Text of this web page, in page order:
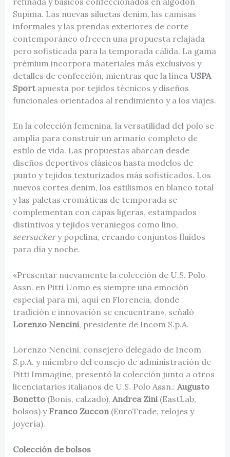
Supima. Las nuevas siluetas denim, las camisas
informales y las prendas exteriores de corte
contemporáneo ofrecen una propuesta relajada
pero sofisticada para la temporada cálida. La gama
prémium incorpora materiales más exclusivos y
detalles de confección, mientras que la línea USPA
Sportapuesta por tejidos técnicos y diseños
funcionales orientados al rendimiento y a los viajes.
En la colección femenina, la versatilidad del polo se
amplía para construir un armario completo de
estilo de vida. Las propuestas abarcan desde
diseños deportivos clásicos hasta modelos de
punto y tejidos texturizados más sofisticados. Los
nuevos cortes denim, los estilismos en blanco total
y las paletas cromáticas de temporada se
complementan con capas ligeras, estampados
distintivos y tejidos veraniegos como lino,
seersuckery popelina, creando conjuntos fluidos
para día y noche.
«Presentar nuevamente la colección de U.S. Polo
Assn. en Pitti Uomo es siempre una emoción
especial para mí, aquí en Florencia, donde
tradición e innovación se encuentran», señaló
Lorenzo Nencini, presidente de Incom S.p.A.
Lorenzo Nencini, consejero delegado de Incom
S.p.A. y miembro del consejo de administración de
Pitti Immagine, presentó la colección junto a otros
licenciatarios italianos de U.S. Polo Assn.: Augusto
Bonetto(Bonis, calzado), Andrea Zini(EastLab,
bolsos) y Franco Zuccon(EuroTrade, relojes y
joyería).
Colección de bolsos